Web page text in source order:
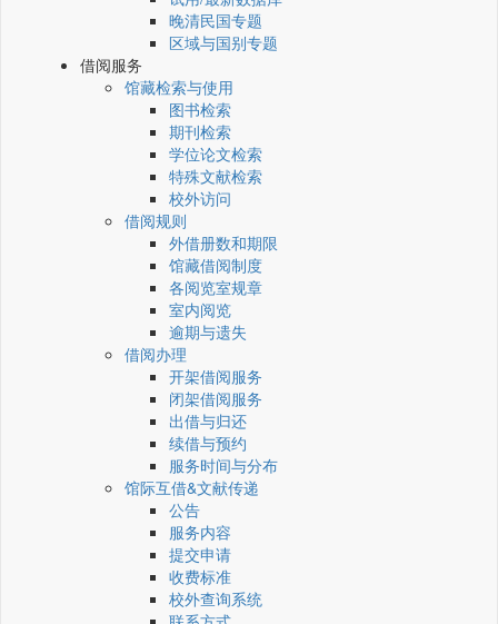
晚清民国专题
区域与国别专题
借阅服务
馆藏检索与使用
图书检索
期刊检索
学位论文检索
特殊文献检索
校外访问
借阅规则
外借册数和期限
馆藏借阅制度
各阅览室规章
室内阅览
逾期与遗失
借阅办理
开架借阅服务
闭架借阅服务
出借与归还
续借与预约
服务时间与分布
馆际互借&文献传递
公告
服务内容
提交申请
收费标准
校外查询系统